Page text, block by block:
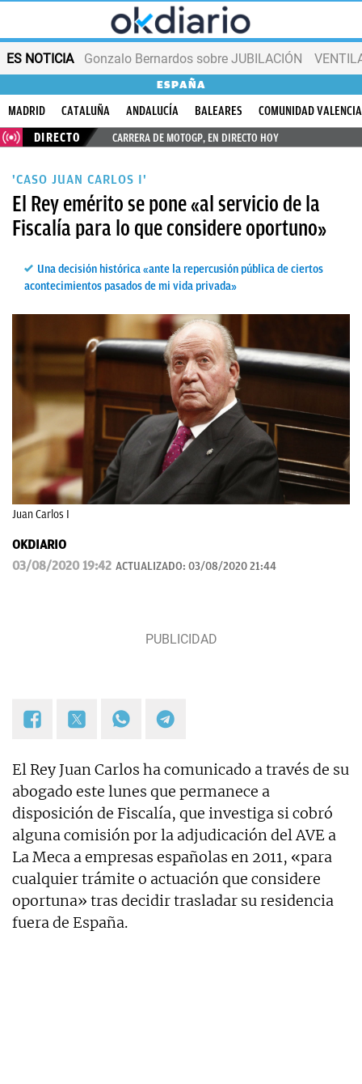
ES NOTICIA Gonzalo Bernardos sobre JUBILACIÓN
ESPAÑA
MADRID CATALUÑA ANDALUCÍA BALEARES
COMUNIDAD
DIRECTO
CARRERA DE MOTOGP, EN DIRECTO HOY
'CASO JUAN CARLOS I'
El Rey emérito se pone «al servicio de la
Fiscalía para lo que considere oportuno»
Una decisión histórica «ante la repercusión pública de ciertos
acontecimientos pasados de mi vida privada»
Juan Carlos I
OKDIARIO
03/08/2020 19:42 ACTUALIZADO: 03/08/2020 21:44
El Rey Juan Carlos ha comunicado a través de su
abogado este lunes que permanece a
disposición de Fiscalía, que investiga si cobró
alguna comisión por la adjudicación del AVE a
La Meca a empresas españolas en 2011, «para
cualquier trámite o actuación que considere
oportuna» tras decidir trasladar su residencia
fuera de España.